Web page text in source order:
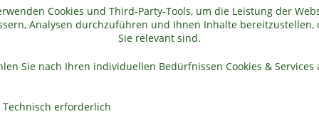
Cookies und Third-Party-Tools, um die Leistung der
Analysen durchzuführen und Ihnen Inhalte bereitzustellen,
Sie relevant sind.
Sie nach Ihren individuellen Bedürfnissen Cookies & Services
Technisch erforderlich
Produkte und Tipps und